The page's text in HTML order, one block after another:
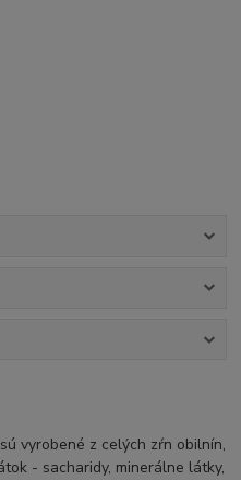
vyrobené z celých zŕn obilnín,
- sacharidy, minerálne látky,